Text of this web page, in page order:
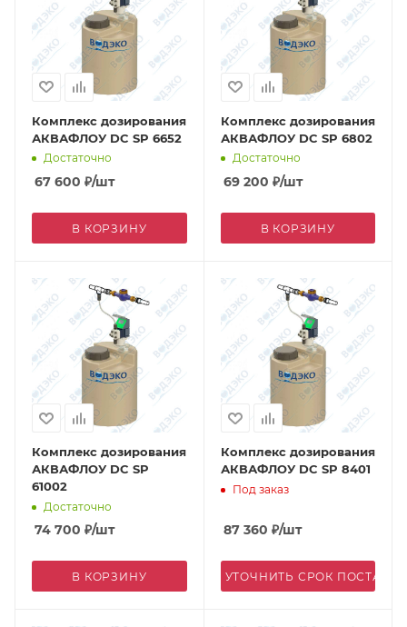
Комплекс дозирования
АКВАФЛОУ DC SP 6652
Достаточно
67 600 ₽/шт
В КОРЗИНУ
Комплекс дозирования
АКВАФЛОУ DC SP 6802
Достаточно
69 200 ₽/шт
В КОРЗИНУ
Комплекс дозирования
АКВАФЛОУ DC SP
61002
Достаточно
74 700 ₽/шт
В КОРЗИНУ
Комплекс дозирования
АКВАФЛОУ DC SP 8401
Под заказ
87 360 ₽/шт
УТОЧНИТЬ СРОК